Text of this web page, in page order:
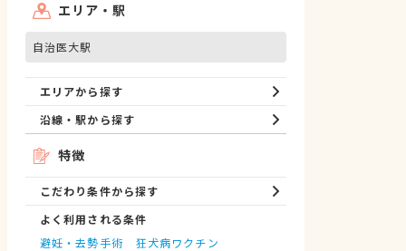
エリア・駅
自治医大駅
エリアから探す
沿線・駅から探す
特徴
こだわり条件から探す
よく利用される条件
避妊・去勢手術
狂犬病ワクチン